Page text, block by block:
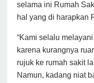
selama ini Rumah
hal yang di harapkan
“Kami selalu
karena kurangnya
rujuk ke rumah sakit
Namun, kadang niat